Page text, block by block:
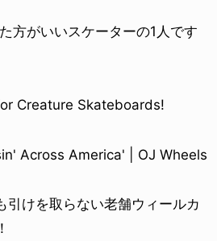
方がいいスケーターの1人です
Creature Skateboards!
Across America' | OJ Wheels
引けを取らない老舗ウィールカ